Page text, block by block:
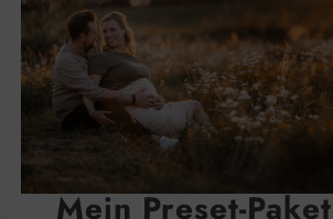
Mein Preset-Paket